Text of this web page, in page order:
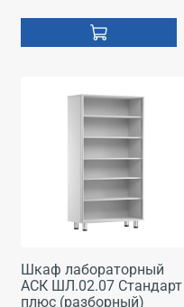
Шкаф лабораторный
АСК ШЛ.02.07 Стандарт
плюс (разборный)